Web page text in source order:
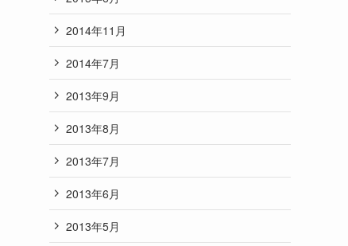
2014年11月
2014年7月
2013年9月
2013年8月
2013年7月
2013年6月
2013年5月